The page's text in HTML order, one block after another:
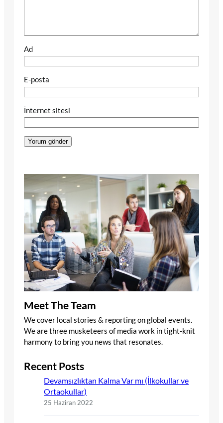
Ad
E-posta
İnternet sitesi
Meet The Team
We cover local stories & reporting on global events.
We are three musketeers of media work in tight-knit
harmony to bring you news that resonates.
Recent Posts
Devamsızlıktan Kalma Var mı (İlkokullar ve
Ortaokullar)
25 Haziran 2022